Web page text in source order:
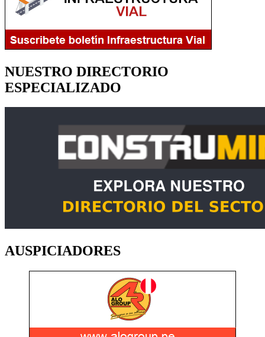
NUESTRO DIRECTORIO
ESPECIALIZADO
AUSPICIADORES